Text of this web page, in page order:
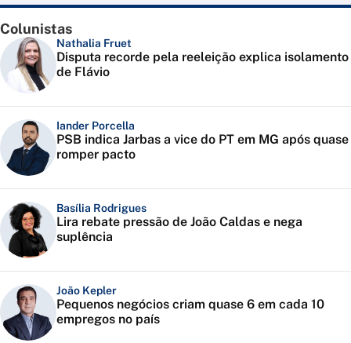
Colunistas
Nathalia Fruet
Disputa recorde pela reeleição explica isolamento
de Flávio
Iander Porcella
PSB indica Jarbas a vice do PT em MG após quase
romper pacto
Basília Rodrigues
Lira rebate pressão de João Caldas e nega
suplência
João Kepler
Pequenos negócios criam quase 6 em cada 10
empregos no país